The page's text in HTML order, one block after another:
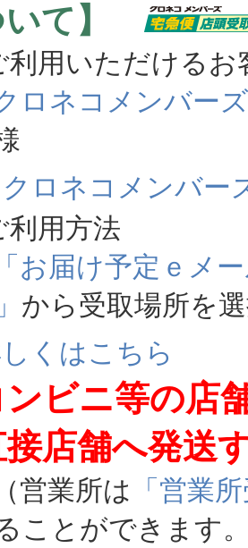
いて】
用いただけるお
ロネコメンバーズ
クロネコメンバー
用方法
「お届け予定ｅメ
から受取場所を
くはこちら
ビニ等の店
店舗へ発送
業所は 「営業
ことができます